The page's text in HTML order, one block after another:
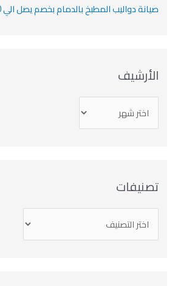
صيانة دواليب المطبخ بالدمام بخصم يصل الي 40%
الأرشيف
تصنيفات